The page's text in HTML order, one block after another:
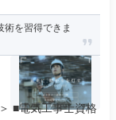
を習得できま
■電気工事士資格